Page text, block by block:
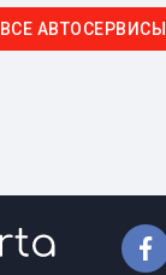
ВСЕ АВТОСЕРВИСЫ